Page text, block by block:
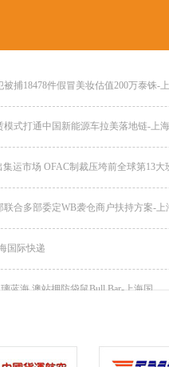
捕18478件假冒美妆估值200万泰铢-
式打通中国新能源车拉美落地链-上
运市场 OFAC制裁压垮前全球第13大
合多部委定WB袭仓商户扶持方案-上
国际快递
蓝海 澳站押防袋鼠Bull Bar-上海国...